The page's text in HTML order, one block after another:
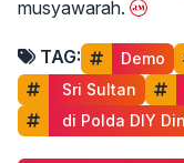
musyawarah.
TAG: Demo
Sri Sultan
di Polda DIY